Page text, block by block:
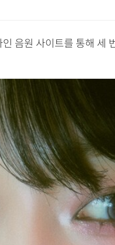
음원 사이트를 통해 세